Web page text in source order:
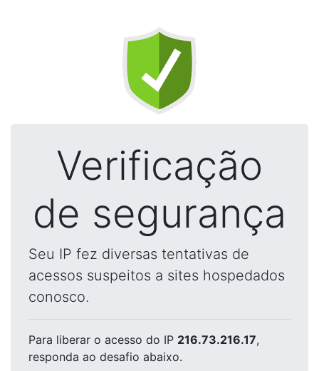
Verificação
de segurança
Seu IP fez diversas tentativas de
acessos suspeitos a sites hospedados
conosco.
Para liberar o acesso do IP 216.73.216.17,
responda ao desafio abaixo.